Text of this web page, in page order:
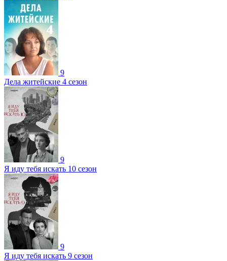
9
Дела житейские 4 сезон
9
Я иду тебя искать 10 сезон
9
Я иду тебя искать 9 сезон